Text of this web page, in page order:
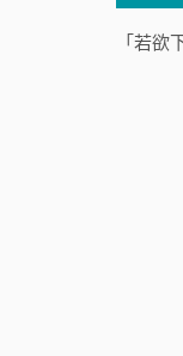
「若欲